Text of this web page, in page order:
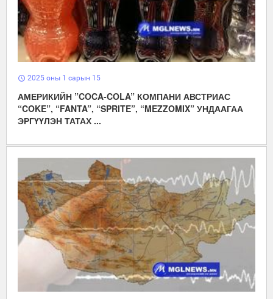
schedule 2025 оны 1 сарын 15
АМЕРИКИЙН ”COCA-COLA” КОМПАНИ АВСТРИАС
“COKE”, “FANTA”, “SPRITE”, “MEZZOMIX” УНДААГАА
ЭРГҮҮЛЭН ТАТАХ ...